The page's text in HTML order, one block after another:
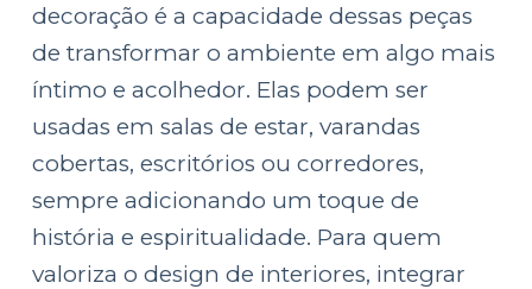
decoração é a capacidade dessas peças
de transformar o ambiente em algo mais
íntimo e acolhedor. Elas podem ser
usadas em salas de estar, varandas
cobertas, escritórios ou corredores,
sempre adicionando um toque de
história e espiritualidade. Para quem
valoriza o design de interiores, integrar